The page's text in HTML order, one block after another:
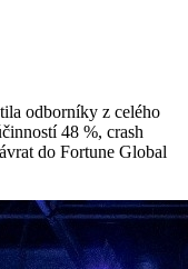
odborníky z celého
48 %, crash
do Fortune Global